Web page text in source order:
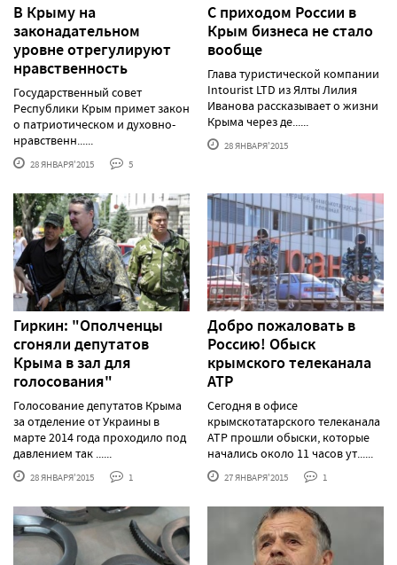
В Крыму на
законадательном
уровне отрегулируют
нравственность
Государственный совет
Республики Крым примет закон
о патриотическом и духовно-
нравственн......
28 ЯНВАРЯ'2015 5
С приходом России в
Крым бизнеса не стало
вообще
Глава туристической компании
Intourist LTD из Ялты Лилия
Иванова рассказывает о жизни
Крыма через де......
28 ЯНВАРЯ'2015
Гиркин: "Ополченцы
сгоняли депутатов
Крыма в зал для
голосования"
Голосование депутатов Крыма
за отделение от Украины в
марте 2014 года проходило под
давлением так ......
28 ЯНВАРЯ'2015 1
Добро пожаловать в
Россию! Обыск
крымского телеканала
АТР
Сегодня в офисе
крымскотатарского телеканала
АТР прошли обыски, которые
начались около 11 часов ут......
27 ЯНВАРЯ'2015 1